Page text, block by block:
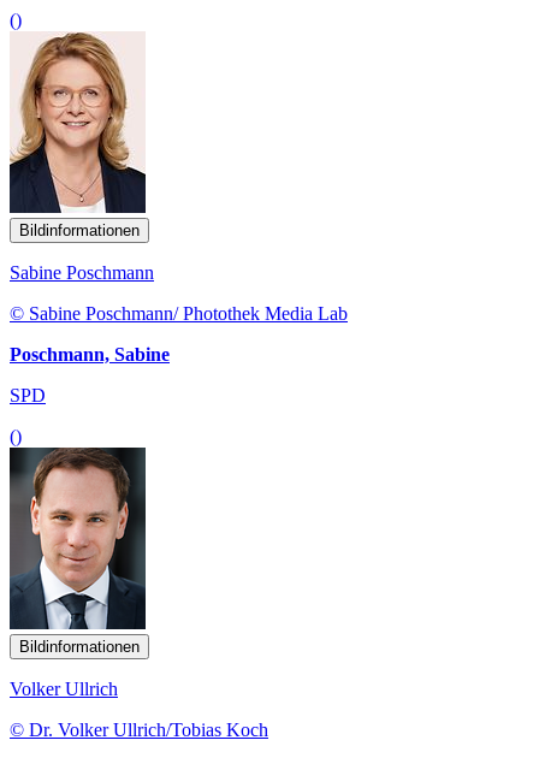
()
Bildinformationen
Sabine Poschmann
© Sabine Poschmann/ Photothek Media Lab
Poschmann, Sabine
SPD
()
Bildinformationen
Volker Ullrich
© Dr. Volker Ullrich/Tobias Koch